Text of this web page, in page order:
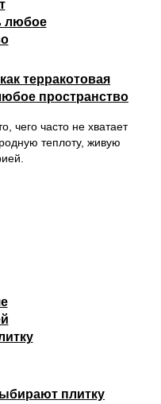
терракотовая
пространство
чего часто не хватает
теплоту, живую
плитку